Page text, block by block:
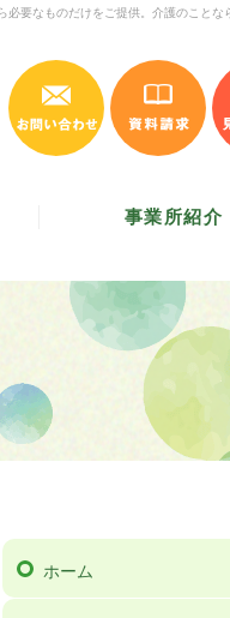
要なものだけをご提供。介護のことな
ホーム
045-620-5540
受付時間 9:30～17:30／
お問い合わせ
事業所紹介